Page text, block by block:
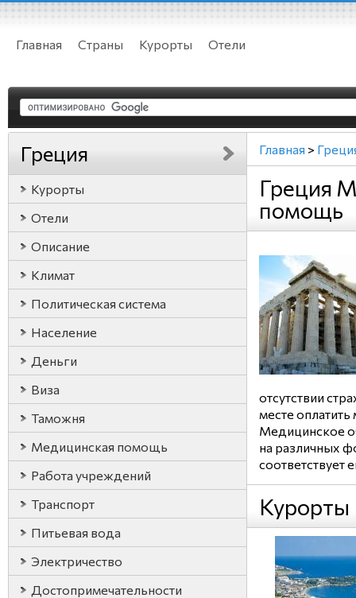
Главная Страны Курорты Отели
Греция
Курорты
Отели
Описание
Климат
Политическая система
Население
Деньги
Виза
Таможня
Медицинская помощь
Работа учреждений
Транспорт
Питьевая вода
Электричество
Достопримечательности
Главная >
Греция
помощь
отсутствии
месте
Медицинское
на различных
соответствует
Курорты